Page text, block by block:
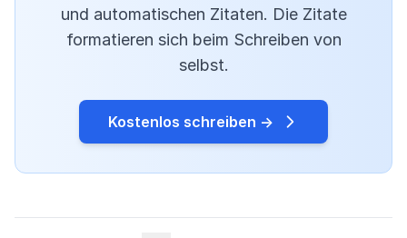
und automatischen Zitaten. Die Zitate
formatieren sich beim Schreiben von
selbst.
Kostenlos schreiben →